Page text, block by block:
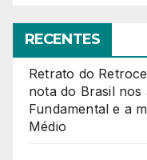
RECENTES
Retrato do
nota do Brasil nos
Fundamental e a
Médio